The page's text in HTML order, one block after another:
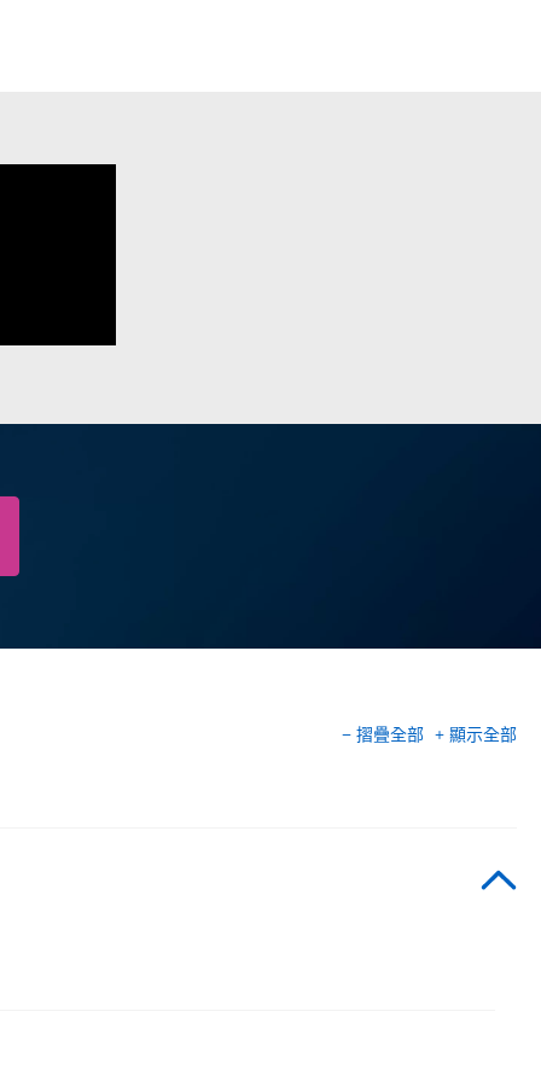
− 摺疊全部 + 顯示全部